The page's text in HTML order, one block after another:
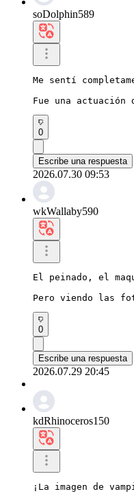
soDolphin589
Me sentí
Fue una
0
Escribe una respuesta
2026.07.30 09:53
wkWallaby590
El peinado, el
Pero viendo las
0
Escribe una respuesta
2026.07.29 20:45
kdRhinoceros150
¡La imagen de